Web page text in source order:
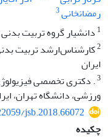
رمضانخانی3
1 دانشیار گروه تربیت بدنی
2کارشناس‌ارشد تربیت
ایران
3. دکتری تخصصی
ورزشی، دانشگاه تهران،
jsb.2018.66072
چکیده